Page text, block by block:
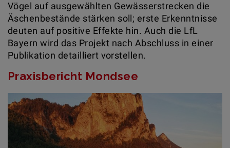
Vögel auf ausgewählten Gewässerstrecken die
Äschenbestände stärken soll; erste Erkenntnisse
deuten auf positive Effekte hin. Auch die LfL
Bayern wird das Projekt nach Abschluss in einer
Publikation detailliert vorstellen.
Praxisbericht Mondsee